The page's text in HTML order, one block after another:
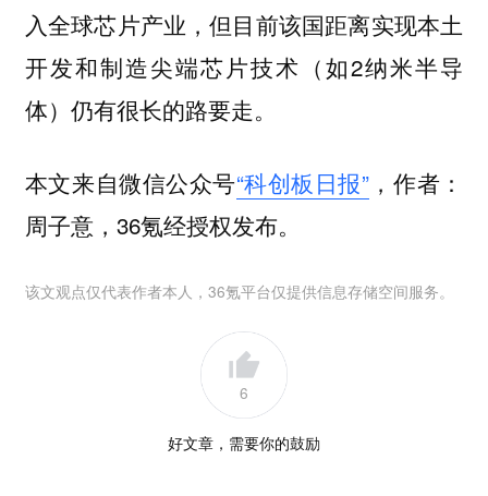
入全球芯片产业，但目前该国距离实现本土
开发和制造尖端芯片技术（如2纳米半导
体）仍有很长的路要走。
本文来自微信公众号“科创板日报”，作者：
周子意，36氪经授权发布。
该文观点仅代表作者本人，36氪平台仅提供信息存储空间服务。
6
好文章，需要你的鼓励